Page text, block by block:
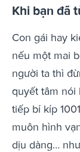
Khi bạn đã
Con gái hay
nếu một mai
người ta thì
quyết tâm nói
tiếp bí kíp 1001
muôn hình
dịu dàng…